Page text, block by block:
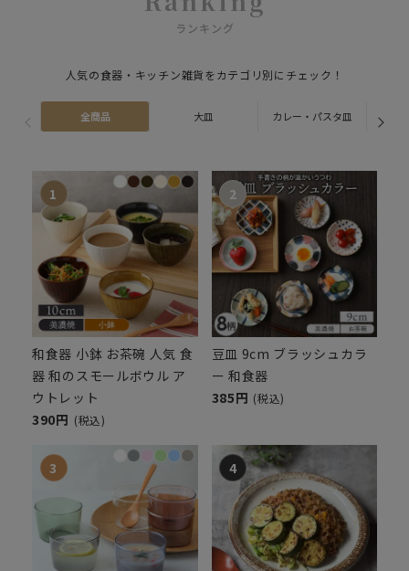
ランキング
人気の食器・キッチン雑貨をカテゴリ別にチェック！
全商品 大皿 カレー・パスタ皿
和食器 小鉢 お茶碗 人気 食
器 和のスモールボウル ア
ウトレット
390円 (税込)
豆皿 9cm ブラッシュカラ
ー 和食器
385円 (税込)